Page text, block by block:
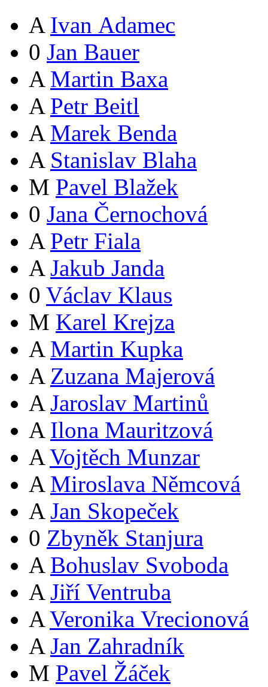
A Ivan Adamec
0 Jan Bauer
A Martin Baxa
A Petr Beitl
A Marek Benda
A Stanislav Blaha
M Pavel Blažek
0 Jana Černochová
A Petr Fiala
A Jakub Janda
0 Václav Klaus
M Karel Krejza
A Martin Kupka
A Zuzana Majerová
A Jaroslav Martinů
A Ilona Mauritzová
A Vojtěch Munzar
A Miroslava Němcová
A Jan Skopeček
0 Zbyněk Stanjura
A Bohuslav Svoboda
A Jiří Ventruba
A Veronika Vrecionová
A Jan Zahradník
M Pavel Žáček